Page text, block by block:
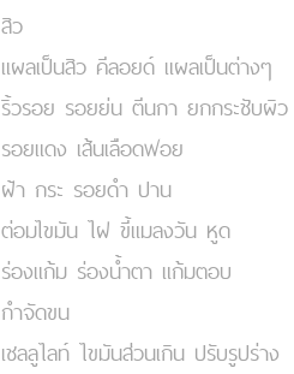
สิว
แผลเป็นสิว คีลอยด์ แผลเป็นต่างๆ
ริ้วรอย รอยย่น ตีนกา ยกกระชับผิว
รอยแดง เส้นเลือดฟอย
ฝ้า กระ รอยดำ ปาน
ต่อมไขมัน ไฝ ขี้แมลงวัน หูด
ร่องแก้ม ร่องน้ำตา แก้มตอบ
กำจัดขน
เชลลูไลท์ ไขมันส่วนเกิน ปรับรูปร่าง